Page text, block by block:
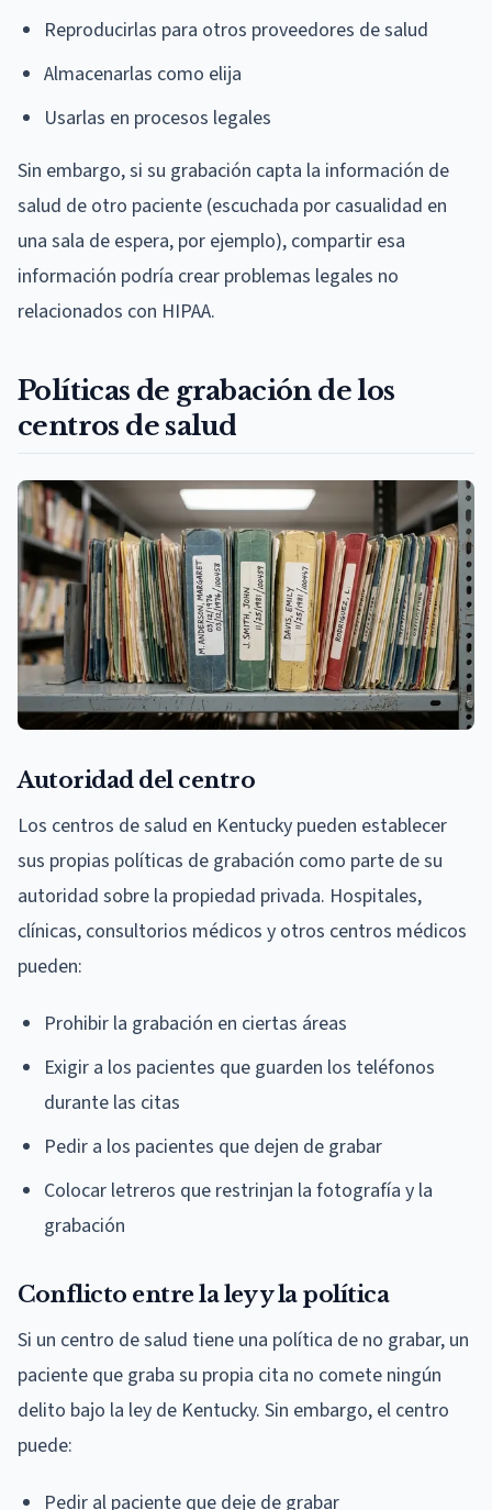
Reproducirlas para otros proveedores de salud
Almacenarlas como elija
Usarlas en procesos legales
Sin embargo, si su grabación capta la información de
salud de otro paciente (escuchada por casualidad en
una sala de espera, por ejemplo), compartir esa
información podría crear problemas legales no
relacionados con HIPAA.
Políticas de grabación de los
centros de salud
Autoridad del centro
Los centros de salud en Kentucky pueden establecer
sus propias políticas de grabación como parte de su
autoridad sobre la propiedad privada. Hospitales,
clínicas, consultorios médicos y otros centros médicos
pueden:
Prohibir la grabación en ciertas áreas
Exigir a los pacientes que guarden los teléfonos
durante las citas
Pedir a los pacientes que dejen de grabar
Colocar letreros que restrinjan la fotografía y la
grabación
Conflicto entre la ley y la política
Si un centro de salud tiene una política de no grabar, un
paciente que graba su propia cita no comete ningún
delito bajo la ley de Kentucky. Sin embargo, el centro
puede:
Pedir al paciente que deje de grabar